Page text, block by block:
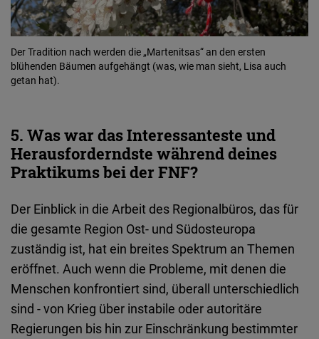
Der Tradition nach werden die „Martenitsas“ an den ersten
blühenden Bäumen aufgehängt (was, wie man sieht, Lisa auch
getan hat).
5. Was war das Interessanteste und
Herausforderndste während deines
Praktikums bei der FNF?
Der Einblick in die Arbeit des Regionalbüros, das für
die gesamte Region Ost- und Südosteuropa
zuständig ist, hat ein breites Spektrum an Themen
eröffnet. Auch wenn die Probleme, mit denen die
Menschen konfrontiert sind, überall unterschiedlich
sind - von Krieg über instabile oder autoritäre
Regierungen bis hin zur Einschränkung bestimmter